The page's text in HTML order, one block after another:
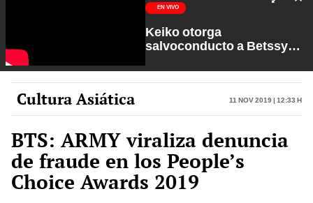
EN VIVO
Keiko otorga
salvoconducto a Betssy
Petroperú | Sin Guion con
Rosa María Palacios
Cultura Asiática 11 Nov 2019 | 12:33 h
BTS: ARMY viraliza denuncia
de fraude en los People’s
Choice Awards 2019